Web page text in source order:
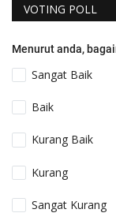
VOTING POLL
Menurut anda,
Sangat Baik
Baik
Kurang Baik
Kurang
Sangat Kurang